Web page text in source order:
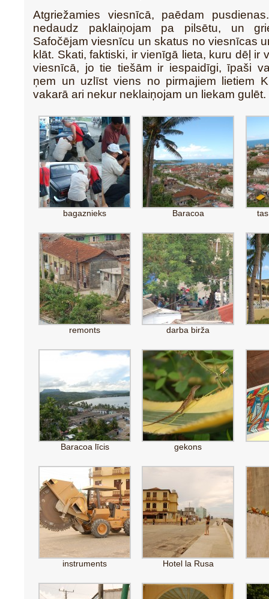
Atgriežamies viesnīcā, paēdam
nedaudz paklaiņojam pa pilsētu, un
Safočējam viesnīcu un skatus no viesnīcas
klāt. Skati, faktiski, ir vienīgā lieta, kuru dēļ ir
viesnīcā, jo tie tiešām ir iespaidīgi, īpaši
ņem un uzlīst viens no pirmajiem lietiem
vakarā ari nekur neklaiņojam un liekam gulēt.
bagaznieks Baracoa
remonts darba birža
Baracoa līcis gekons
instruments Hotel la Rusa